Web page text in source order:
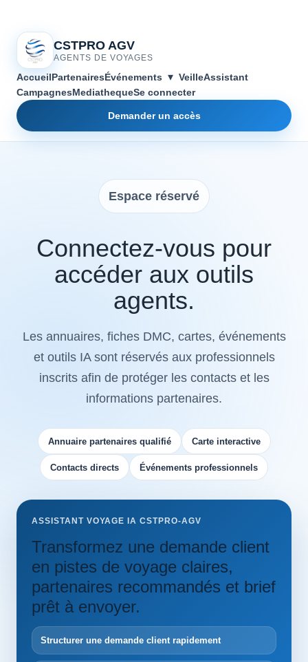
CSTPRO AGV
AGENTS DE VOYAGES
AccueilPartenairesÉvénements ▾ VeilleAssistant
CampagnesMediathequeSe connecter
Demander un accès
Espace réservé
Connectez-vous pour
accéder aux outils
agents.
Les annuaires, fiches DMC, cartes, événements
et outils IA sont réservés aux professionnels
inscrits afin de protéger les contacts et les
informations partenaires.
Annuaire partenaires qualifié Carte interactive
Contacts directs Événements professionnels
ASSISTANT VOYAGE IA CSTPRO-AGV
Transformez une demande client
en pistes de voyage claires,
partenaires recommandés et brief
prêt à envoyer.
Structurer une demande client rapidement